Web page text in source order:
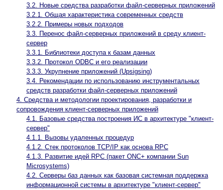
3.2. Новые средства разработки файл-серверных приложений
3.2.1. Общая характеристика современных средств
3.2.2. Примеры новых подходов
3.3. Перенос файл-серверных приложений в среду клиент-
сервер
3.3.1. Библиотеки доступа к базам данных
3.3.2. Протокол ODBC и его реализации
3.3.3. Укрупнение приложений (Upsigsing)
3.4. Рекомендации по использованию инструментальных
средств разработки файл-серверных приложений
4. Средства и методологии проектирования, разработки и
сопровождения клиент-серверных приложений
4.1. Базовые средства построения ИС в архитектуре "клиент-
сервер"
4.1.1. Вызовы удаленных процедур
4.1.2. Стек протоколов TCP/IP как основа RPC
4.1.3. Развитие идей RPC (пакет ONC+ компании Sun
Microsystems)
4.2. Серверы баз данных как базовая системная поддержка
информационной системы в архитектуре "клиент-сервер"